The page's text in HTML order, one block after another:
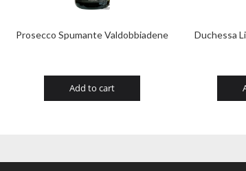
Prosecco Spumante Valdobbiadene
Add to cart
Duchessa